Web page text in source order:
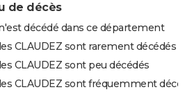
de décès
décédé dans ce département
CLAUDEZ sont rarement décédés
CLAUDEZ sont peu décédés
CLAUDEZ sont fréquemment